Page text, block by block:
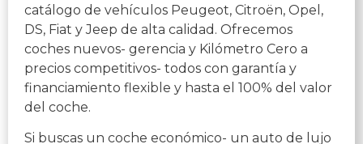
catálogo de vehículos Peugeot, Citroën, Opel,
DS, Fiat y Jeep de alta calidad. Ofrecemos
coches nuevos- gerencia y Kilómetro Cero a
precios competitivos- todos con garantía y
financiamiento flexible y hasta el 100% del valor
del coche.
Si buscas un coche económico- un auto de lujo